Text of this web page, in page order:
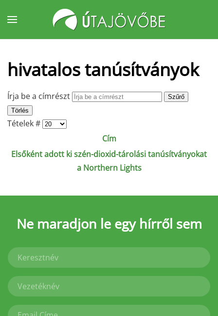
Fő tartalom átugrása
hivatalos tanúsítványok
Írja be a címrészt
Szűrő
Törlés
Tételek #
Cím
Elsőként adott ki szén-dioxid-tárolási tanúsítványokat
a Northern Lights
Ne maradjon le egy hírről sem